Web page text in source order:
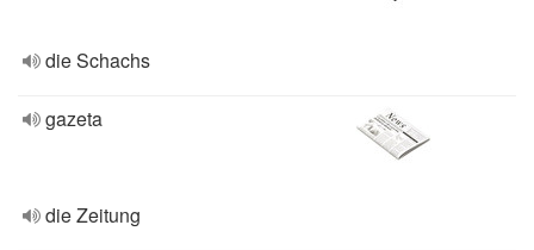
die Schachs
gazeta
die Zeitung